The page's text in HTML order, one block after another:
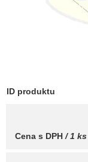
ID produktu
Cena s DPH / 1 ks